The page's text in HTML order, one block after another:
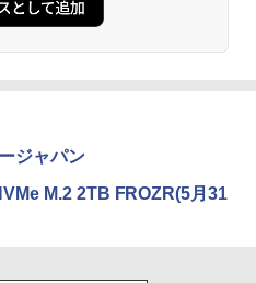
ジャパン
M.2 2TB FROZR(5月31